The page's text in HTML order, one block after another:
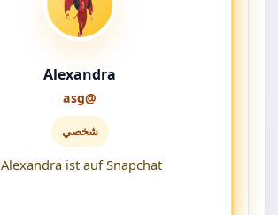
Alexandra
@asg
شخصي
Alexandra ist auf Snapchat!